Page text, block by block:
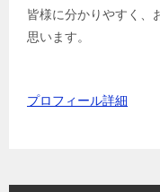
皆様に分かりやすく、
思います。
プロフィール詳細